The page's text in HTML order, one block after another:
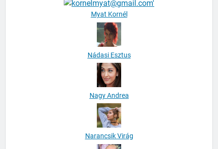
Myat Kornél
Nádasi Esztus
Nagy Andrea
Narancsik Virág